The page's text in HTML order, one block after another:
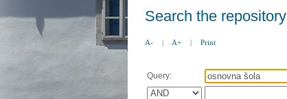
Search the repository
A- | A+ | Print
Query: